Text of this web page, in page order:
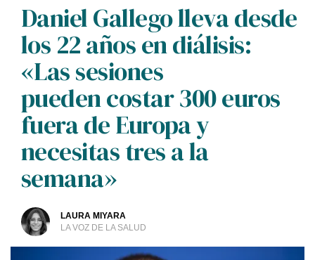
Daniel Gallego lleva desde
los 22 años en diálisis:
«Las sesiones
pueden costar 300 euros
fuera de Europa y
necesitas tres a la
semana»
LAURA MIYARA
LA VOZ DE LA SALUD